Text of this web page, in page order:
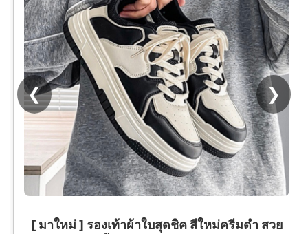
[ มาใหม่ ] รองเท้าผ้าใบสุดชิค สีใหม่ครีมดำ สวย
❮ ❯